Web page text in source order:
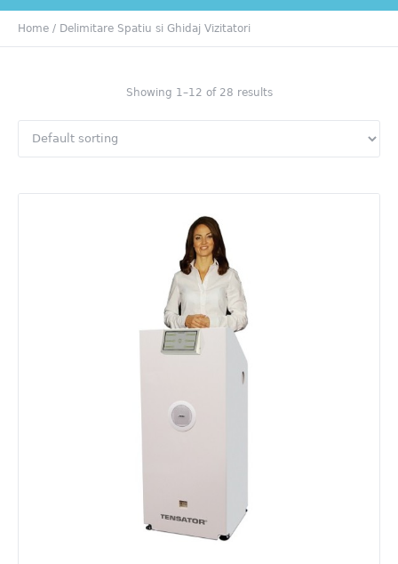
Home / Delimitare Spatiu si Ghidaj Vizitatori
Showing 1–12 of 28 results